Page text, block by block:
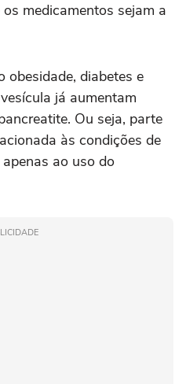
medicamentos sejam a
obesidade, diabetes e
já aumentam
Ou seja, parte
às condições de
ao uso do